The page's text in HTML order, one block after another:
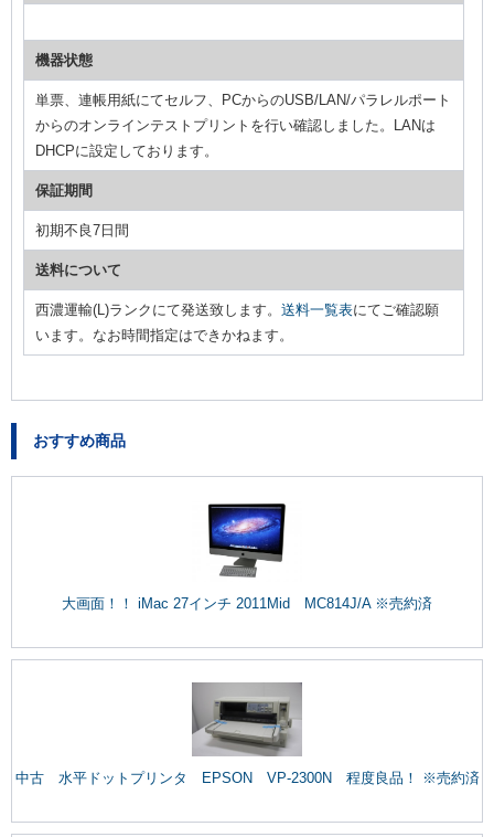
機器状態
単票、連帳用紙にてセルフ、PCからのUSB/LAN/パラレルポート
からのオンラインテストプリントを行い確認しました。LANは
DHCPに設定しております。
保証期間
初期不良7日間
送料について
西濃運輸(L)ランクにて発送致します。 送料一覧表にてご確認願
います。なお時間指定はできかねます。
おすすめ商品
大画面！！ iMac 27インチ 2011Mid MC814J/A ※売約済
中古 水平ドットプリンタ EPSON VP-2300N 程度良品！ ※売約済